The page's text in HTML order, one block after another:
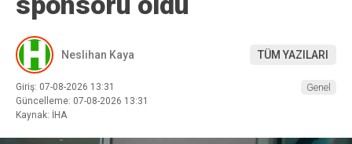
Neslihan Kaya TÜM YAZILARI
Giriş: 07-08-2026 13:31
Güncelleme: 07-08-2026 13:31
Kaynak: İHA
Genel